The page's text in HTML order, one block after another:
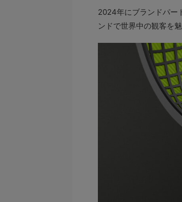
2024年にブランドパー
ンドで世界中の観客を